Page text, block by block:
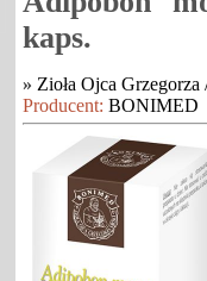
kaps.
» Zioła Ojca
Producent: BONIMED